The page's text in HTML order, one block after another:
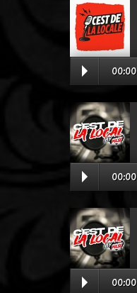
00:00
00:00
00:00